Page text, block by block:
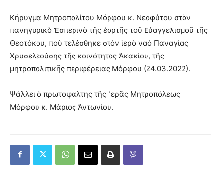
Κήρυγμα Μητροπολίτου Μόρφου κ. Νεοφύτου στὸν
πανηγυρικὸ Ἑσπερινὸ τῆς ἑορτῆς τοῦ Εὐαγγελισμοῦ τῆς
Θεοτόκου, ποὺ τελέσθηκε στὸν ἱερὸ ναὸ Παναγίας
Χρυσελεούσης τῆς κοινότητος Ἀκακίου, τῆς
μητροπολιτικῆς περιφέρειας Μόρφου (24.03.2022).
Ψάλλει ὁ πρωτοψάλτης τῆς Ἱερᾶς Μητροπόλεως
Μόρφου κ. Μάριος Ἀντωνίου.